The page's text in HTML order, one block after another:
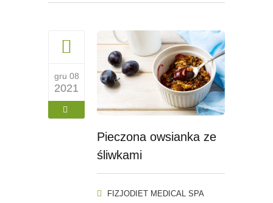
gru 08
2021
Pieczona owsianka ze
śliwkami
FIZJODIET MEDICAL SPA